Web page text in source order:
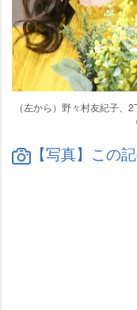
（左から）野々村友紀子、
【写真】この